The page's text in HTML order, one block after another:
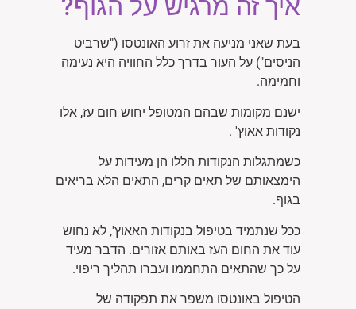
איך זה מרגיש על הגוף?
בעת שאני מניעה את זרוע האונטסו ("שרביט
הניסים") על העור בדרך כלל החוויה היא נעימה
וחמימה.
ישנם מקומות שבהם המטופל יחוש חום עז, אלו
נקודות אאוץ' .
כשמתגלות הנקודות הללו הן מעידות על
הימצאותם של תאים קרים, התאים הלא בריאים
בגוף.
ככל שנתמיד בטיפול בנקודות האאוץ', לא נחוש
עוד את החום העז באותם אזורים. הדבר מעיד
על כך שהתאים התחממו ועברו תהליך ריפוי.
הטיפול באונטסו משפר את תפקודה של